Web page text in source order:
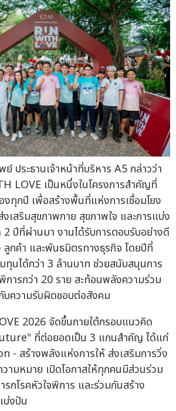
ประธานเจ้าหน้าที่บริหาร A5 กล่าวว่า
LOVE เป็นหนึ่งในโครงการสำคัญที่
งทุกปี เพื่อสร้างพื้นที่แห่งการเชื่อมโยง
เสริมสุขภาพกาย สุขภาพใจ และการแบ่ง
ปีที่ผ่านมา งานได้รับการตอบรับอย่างดี
ลูกค้า และพันธมิตรทางธุรกิจ โดยปีที่
ทุนได้กว่า 3 ล้านบาท ช่วยสนับสนุนการ
การกว่า 20 ราย สะท้อนพลังความร่วม
บความรับผิดชอบต่อสังคม
2026 จัดขึ้นภายใต้กรอบแนวคิด
ที่ต่อยอดเป็น 3 แกนสำคัญ ได้แก่
- สร้างพลังแห่งการให้ ส่งเสริมการวิ่ง
ามหมาย เปิดโอกาสให้ทุกคนมีส่วนร่วม
รกโรคหัวใจพิการ และร่วมกันสร้าง
งปัน